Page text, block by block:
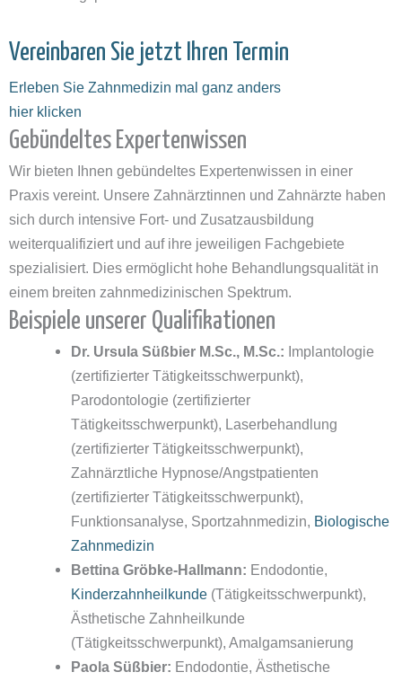
Vereinbaren Sie jetzt Ihren Termin
Erleben Sie Zahnmedizin mal ganz anders
hier klicken
Gebündeltes Expertenwissen
Wir bieten Ihnen gebündeltes Expertenwissen in einer
Praxis vereint. Unsere Zahnärztinnen und Zahnärzte haben
sich durch intensive Fort- und Zusatzausbildung
weiterqualifiziert und auf ihre jeweiligen Fachgebiete
spezialisiert. Dies ermöglicht hohe Behandlungsqualität in
einem breiten zahnmedizinischen Spektrum.
Beispiele unserer Qualifikationen
Dr. Ursula Süßbier M.Sc., M.Sc.: Implantologie
(zertifizierter Tätigkeitsschwerpunkt),
Parodontologie (zertifizierter
Tätigkeitsschwerpunkt), Laserbehandlung
(zertifizierter Tätigkeitsschwerpunkt),
Zahnärztliche Hypnose/Angstpatienten
(zertifizierter Tätigkeitsschwerpunkt),
Funktionsanalyse, Sportzahnmedizin, Biologische
Zahnmedizin
Bettina Gröbke-Hallmann: Endodontie,
Kinderzahnheilkunde (Tätigkeitsschwerpunkt),
Ästhetische Zahnheilkunde
(Tätigkeitsschwerpunkt), Amalgamsanierung
Paola Süßbier: Endodontie, Ästhetische